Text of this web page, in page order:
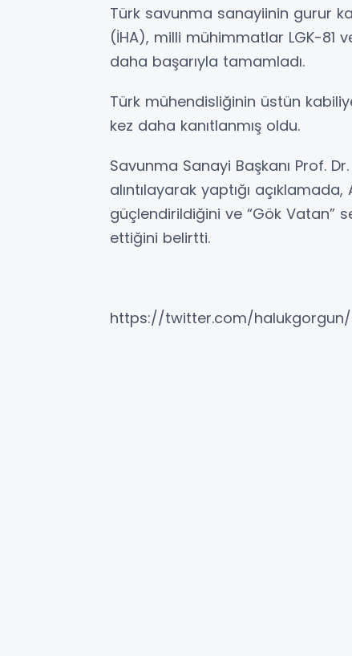
Türk savunma sanayiinin gurur
(İHA), milli mühimmatlar LGK-81
daha başarıyla tamamladı.
Türk mühendisliğinin üstün
kez daha kanıtlanmış oldu.
Savunma Sanayi Başkanı Prof. Dr.
alıntılayarak yaptığı açıklamada,
güçlendirildiğini ve “Gök Vatan”
ettiğini belirtti.
https://twitter.com/halukgorgun/